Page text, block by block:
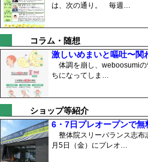
は、次の通り。 毎週…
コラム・随想
激しいめまいと嘔吐〜
体調を崩し、weboosumiの
ちになってしま…
ショップ等紹介
6・7日プレオープンで
整体院スリーバランス志布
月5日（金）にプレオ…